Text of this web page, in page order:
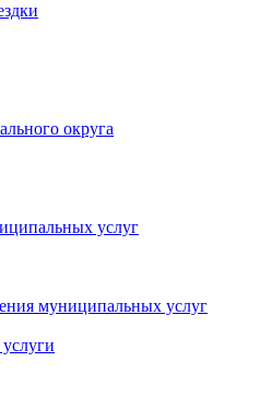
округа
услуг
муниципальных услуг